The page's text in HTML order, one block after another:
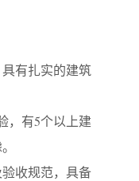
有扎实的建筑
，有5个以上建
收规范，具备